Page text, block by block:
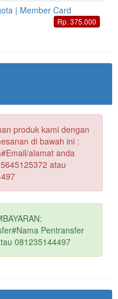
| Member Card
Rp. 375.000
produk kami dengan
di bawah ini :
alamat anda
atau
Pentransfer
081235144497